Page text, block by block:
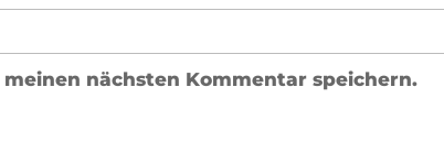
nächsten Kommentar speichern.